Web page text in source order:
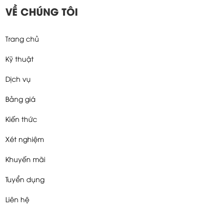
VỀ CHÚNG TÔI
Trang chủ
Kỹ thuật
Dịch vụ
Bảng giá
Kiến thức
Xét nghiệm
Khuyến mãi
Tuyển dụng
Liên hệ